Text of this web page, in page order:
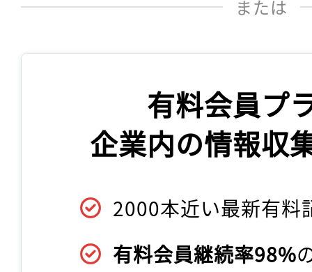
または
有料会員プ
企業内の情報収
2000本近い最新有料
有料会員継続率98%